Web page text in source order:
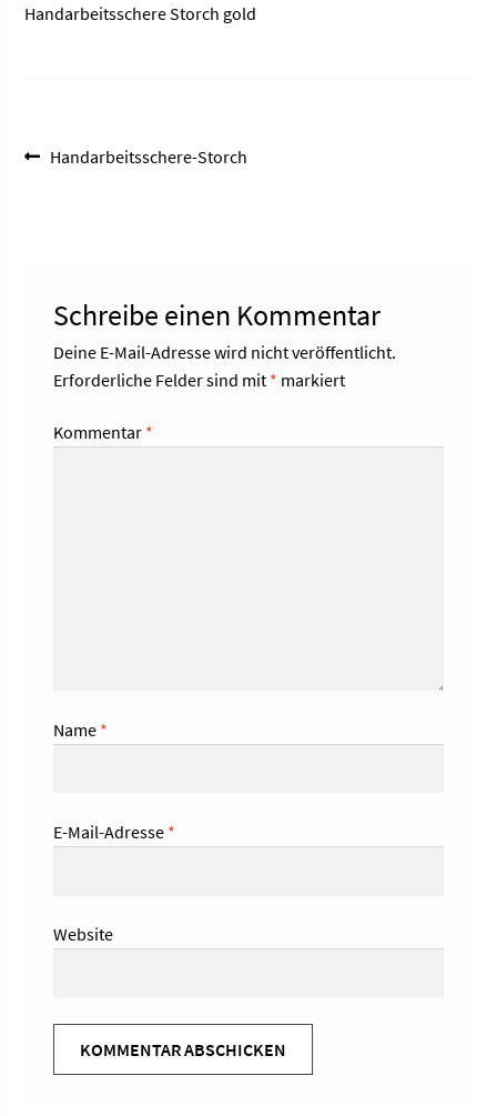
Handarbeitsschere Storch gold
Beitragsnavigation
Vorheriger
Handarbeitsschere-Storch
Schreibe einen Kommentar
Deine E-Mail-Adresse wird nicht veröffentlicht.
Erforderliche Felder sind mit * markiert
Kommentar *
Name *
E-Mail-Adresse *
Website